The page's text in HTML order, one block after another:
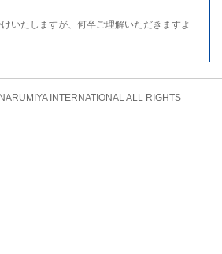
いたしますが、何卒ご理解いただきますよ